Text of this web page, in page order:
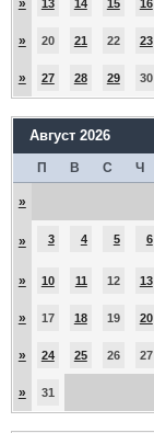
» 13 14 15 16
» 20 21 22 23
» 27 28 29 30
Август 2026
П В С Ч
»
» 3 4 5 6
» 10 11 12 13
» 17 18 19 20
» 24 25 26 27
» 31